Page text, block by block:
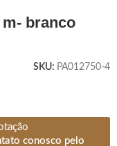
m- branco
SKU: PA012750-4
conosco pelo